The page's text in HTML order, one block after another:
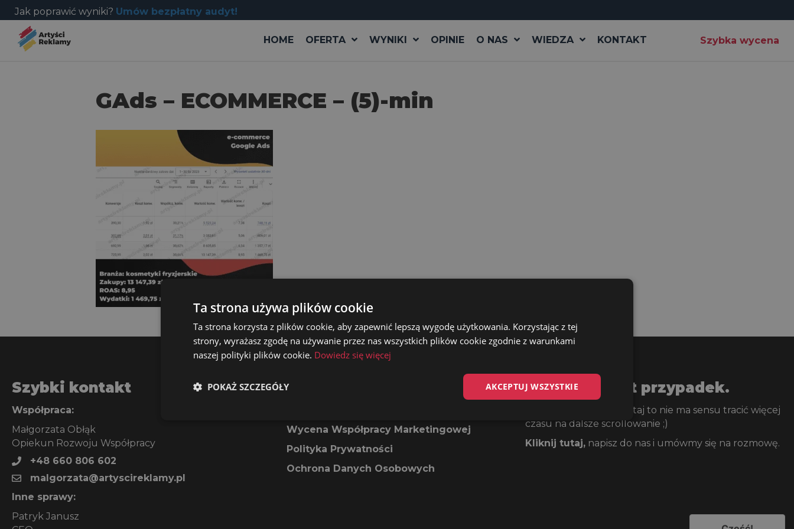
Jak poprawić wyniki? Umów bezpłatny audyt!
HOME OFERTA WYNIKI OPINIE O NAS WIEDZA KONTAKT Szybka wycena
GAds – ECOMMERCE – (5)-min
Szybki kontakt
Współpraca:
Małgorzata Obłąk
Opiekun Rozwoju Współpracy
+48 660 806 602
malgorzata@artyscireklamy.pl
Inne sprawy:
Patryk Janusz
Ważne linki
Wycena Współpracy Marketingowej
Polityka Prywatności
Ochrona Danych Osobowych
To już nie jest przypadek.
Skoro dotarłeś/aś aż tutaj to nie ma sensu tracić więcej
czasu na dalsze scrollowanie ;)
Kliknij tutaj, napisz do nas i umówmy się na rozmowę.
Ta strona używa plików cookie
Ta strona korzysta z plików cookie, aby zapewnić lepszą wygodę użytkowania. Korzystając z tej
strony, wyrażasz zgodę na używanie przez nas wszystkich plików cookie zgodnie z warunkami
naszej polityki plików cookie. Dowiedz się więcej
AKCEPTUJ WSZYSTKIE
POKAŻ SZCZEGÓŁY